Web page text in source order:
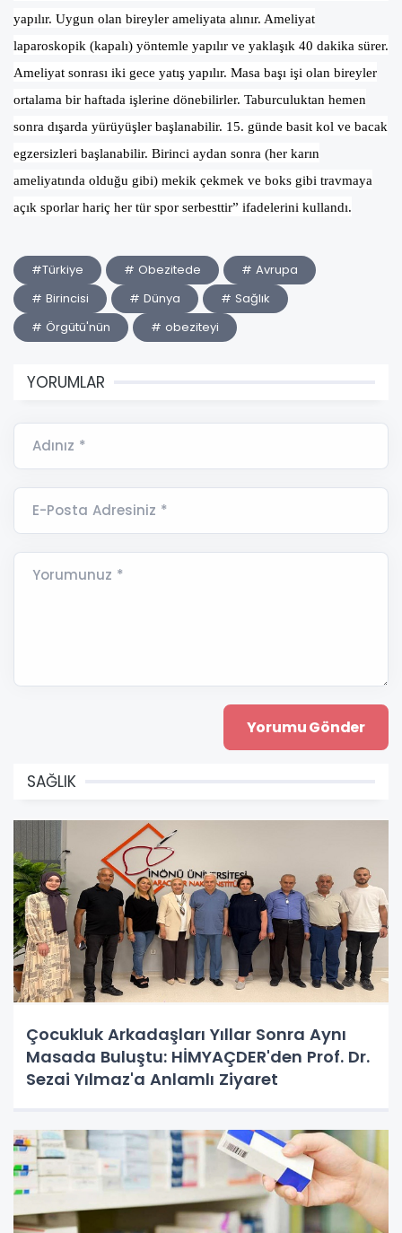
yapılır. Uygun olan bireyler ameliyata alınır. Ameliyat
laparoskopik (kapalı) yöntemle yapılır ve yaklaşık 40 dakika sürer.
Ameliyat sonrası iki gece yatış yapılır. Masa başı işi olan bireyler
ortalama bir haftada işlerine dönebilirler. Taburculuktan hemen
sonra dışarda yürüyüşler başlanabilir. 15. günde basit kol ve bacak
egzersizleri başlanabilir. Birinci aydan sonra (her karın
ameliyatında olduğu gibi) mekik çekmek ve boks gibi travmaya
açık sporlar hariç her tür spor serbesttir” ifadelerini kullandı.
#Türkiye # Obezitede
# Avrupa
# Birincisi
# Dünya
# Sağlık
# Örgütü'nün
# obeziteyi
YORUMLAR
Adınız *
E-Posta Adresiniz *
Yorumunuz *
SAĞLIK
Çocukluk Arkadaşları Yıllar Sonra Aynı
Masada Buluştu: HİMYAÇDER'den Prof. Dr.
Sezai Yılmaz'a Anlamlı Ziyaret